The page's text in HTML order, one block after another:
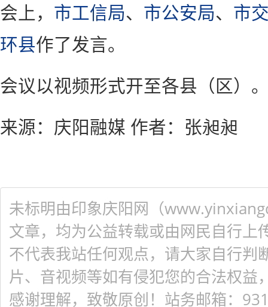
会上， 市工信局、 市公安局、 市
环县作了发言。
会议以视频形式开至各县（区）
来源：庆阳融媒 作者：张昶昶
未标明由印象庆阳网（
文章，均为公益转载或由网民自行上
不代表我站任何观点，请大家自行判
片、音视频等如有侵犯您的合法权益
感谢理解，致敬原创！站务邮箱：